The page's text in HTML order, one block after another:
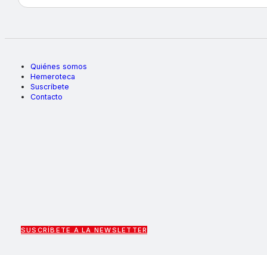
Quiénes somos
Hemeroteca
Suscríbete
Contacto
SUSCRÍBETE A LA NEWSLETTER